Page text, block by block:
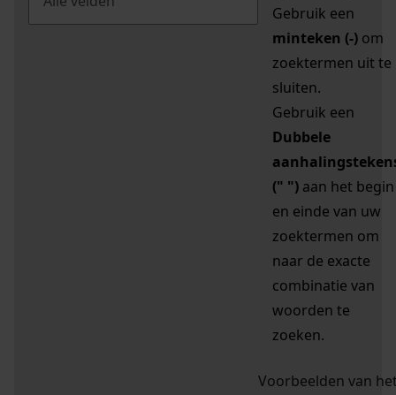
Gebruik een
minteken (-) om
zoektermen uit te
sluiten.
Gebruik een
Dubbele
(" ") aan het begin
en einde van uw
zoektermen om
naar de exacte
combinatie van
woorden te
zoeken.
Voorbeelden van